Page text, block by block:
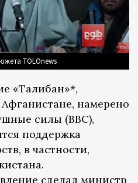
TOLOnews
«Талибан»*,
Афганистане, намерено
силы (ВВС),
поддержка
в частности,
сделал министр